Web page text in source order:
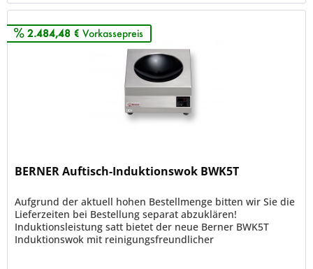
2.484,48 € Vorkassepreis
BERNER Auftisch-Induktionswok BWK5T
Aufgrund der aktuell hohen Bestellmenge bitten wir Sie die
Lieferzeiten bei Bestellung separat abzuklären!
Induktionsleistung satt bietet der neue Berner BWK5T
Induktionswok mit reinigungsfreundlicher